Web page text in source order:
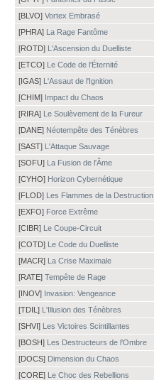
[BLVO] Vortex Embrasé
[PHRA] La Rage Fantôme
[ROTD] L'Ascension du Duelliste
[ETCO] Le Code de l'Éternité
[IGAS] L'Assaut de l'Ignition
[CHIM] Impact du Chaos
[RIRA] Le Soulèvement de la Fureur
[DANE] Néotempête des Ténèbres
[SAST] L'Attaque Sauvage
[SOFU] La Fusion de l'Âme
[CYHO] Horizon Cybernétique
[FLOD] Les Flammes de la Destruction
[EXFO] Force Extrême
[CIBR] Le Coupe-Circuit
[COTD] Le Code du Duelliste
[MACR] La Crise Maximale
[RATE] Tempête de Rage
[INOV] Invasion: Vengeance
[TDIL] L'Illusion des Ténèbres
[SHVI] Les Victoires Scintillantes
[BOSH] Les Destructeurs de l'Ombre
[DOCS] Dimension du Chaos
[CORE] Le Choc des Rebellions